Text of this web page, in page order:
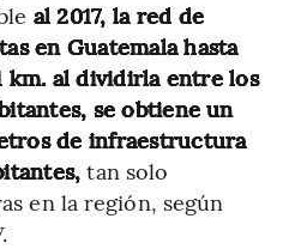
al 2017, la red de
en Guatemala hasta
km. al dividirla entre los
se obtiene un
de infraestructura
tan solo
en la región, según